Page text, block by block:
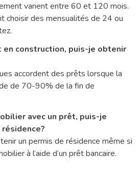
varient entre 60 et 120 mois.
choisir des mensualités de 24 ou
en construction, puis-je obtenir
accordent des prêts lorsque la
de 70-90% de la fin de
avec un prêt, puis-je
un permis de résidence même si
à l’aide d’un prêt bancaire.